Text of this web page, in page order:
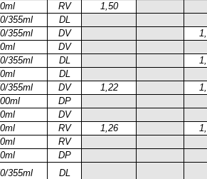
RV
1,50
355ml
DL
355ml DV
DV
355ml DL
DL
355ml DV 1,22
DP
DV
RV 1,26
RV
DP
355ml
DL